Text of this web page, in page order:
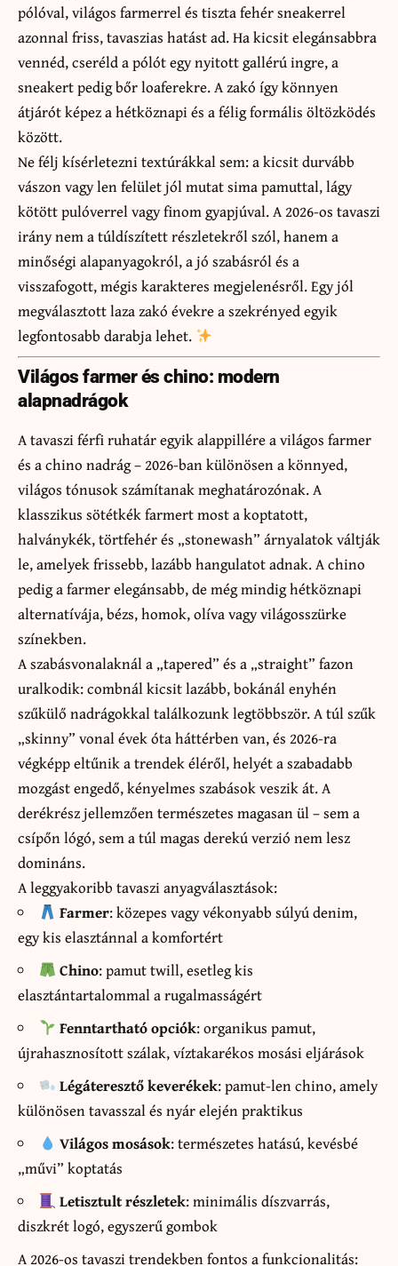
pólóval, világos farmerrel és tiszta fehér sneakerrel
azonnal friss, tavaszias hatást ad. Ha kicsit elegánsabbra
vennéd, cseréld a pólót egy nyitott gallérú ingre, a
sneakert pedig bőr loaferekre. A zakó így könnyen
átjárót képez a hétköznapi és a félig formális öltözködés
között.
Ne félj kísérletezni textúrákkal sem: a kicsit durvább
vászon vagy len felület jól mutat sima pamuttal, lágy
kötött pulóverrel vagy finom gyapjúval. A 2026-os tavaszi
irány nem a túldíszített részletekről szól, hanem a
minőségi alapanyagokról, a jó szabásról és a
visszafogott, mégis karakteres megjelenésről. Egy jól
megválasztott laza zakó évekre a szekrényed egyik
legfontosabb darabja lehet.
Világos farmer és chino: modern
alapnadrágok
A tavaszi férfi ruhatár egyik alappillére a világos farmer
és a chino nadrág – 2026-ban különösen a könnyed,
világos tónusok számítanak meghatározónak. A
klasszikus sötétkék farmert most a koptatott,
halványkék, törtfehér és „stonewash” árnyalatok váltják
le, amelyek frissebb, lazább hangulatot adnak. A chino
pedig a farmer elegánsabb, de még mindig hétköznapi
alternatívája, bézs, homok, olíva vagy világosszürke
színekben.
A szabásvonalaknál a „tapered” és a „straight” fazon
uralkodik: combnál kicsit lazább, bokánál enyhén
szűkülő nadrágokkal találkozunk legtöbbször. A túl szűk
„skinny” vonal évek óta háttérben van, és 2026-ra
végképp eltűnik a trendek éléről, helyét a szabadabb
mozgást engedő, kényelmes szabások veszik át. A
derékrész jellemzően természetes magasan ül – sem a
csípőn lógó, sem a túl magas derekú verzió nem lesz
domináns.
A leggyakoribb tavaszi anyagválasztások:
Farmer: közepes vagy vékonyabb súlyú denim,
egy kis elasztánnal a komfortért
Chino: pamut twill, esetleg kis
elasztántartalommal a rugalmasságért
Fenntartható opciók: organikus pamut,
újrahasznosított szálak, víztakarékos mosási eljárások
Légáteresztő keverékek: pamut-len chino, amely
különösen tavasszal és nyár elején praktikus
Világos mosások: természetes hatású, kevésbé
„művi” koptatás
Letisztult részletek: minimális díszvarrás,
diszkrét logó, egyszerű gombok
A 2026-os tavaszi trendekben fontos a funkcionalitás: